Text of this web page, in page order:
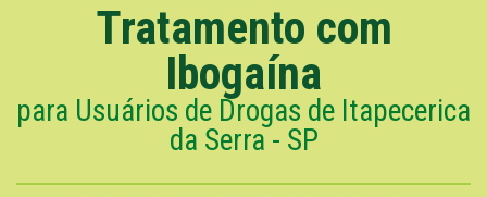
Tratamento com
Ibogaína
para Usuários de Drogas de Itapecerica
da Serra - SP